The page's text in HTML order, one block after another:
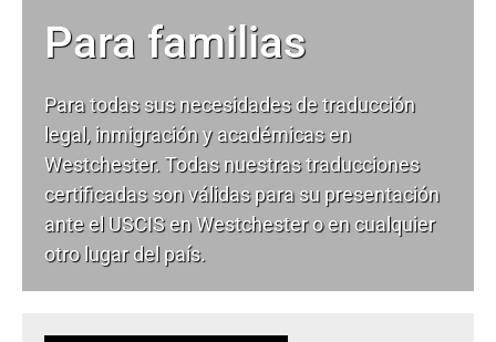
Para familias
Para todas sus necesidades detraducción
legal, inmigración y académicas en
Westchester. Todas nuestras traducciones
certificadas son válidas para su presentación
ante el USCIS en Westchester o en cualquier
otro lugar del país.